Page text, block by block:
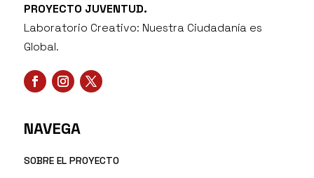
PROYECTO JUVENTUD.
Laboratorio Creativo: Nuestra Ciudadanía es
Global.
NAVEGA
SOBRE EL PROYECTO